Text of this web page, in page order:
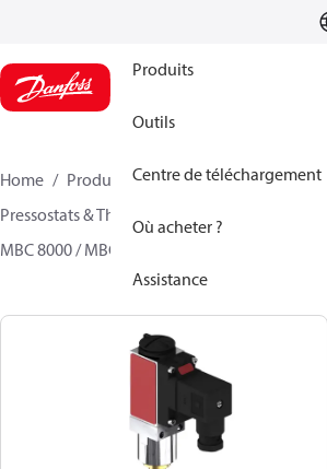
Produits
Outils
Centre de téléchargement
Où acheter ?
Assistance
Home Produits
Sensing solutions
Pressostats & Thermostats
MBC 8000 / MBC 8100